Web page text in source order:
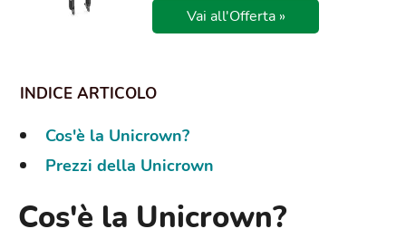
Vai all'Offerta »
Cos'è la Unicrown?
Prezzi della Unicrown
Cos'è la Unicrown?